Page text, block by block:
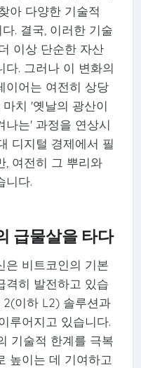
아 다양한 기술적
. 결국, 이러한 기술
이상 단순한 자산
다. 그러나 이 변화의
이어는 여전히 상당
치 '옛날의 광산이
나는' 과정을 연상시
디지털 경제에서 필
, 여전히 그 뿌리와
니다.
급물살을 타다
은 비트코인의 기본
격히 발전하고 있습
이하 L2) 솔루션과
루어지고 있습니다.
기술적 한계를 극복
높이는 데 기여하고